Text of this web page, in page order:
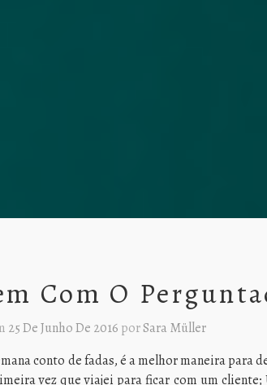
Com O
25 De Junho De 2016 porSara Müller
conto de fadas, é a melhor maneira para
vez que viajei para ficar com um cliente;